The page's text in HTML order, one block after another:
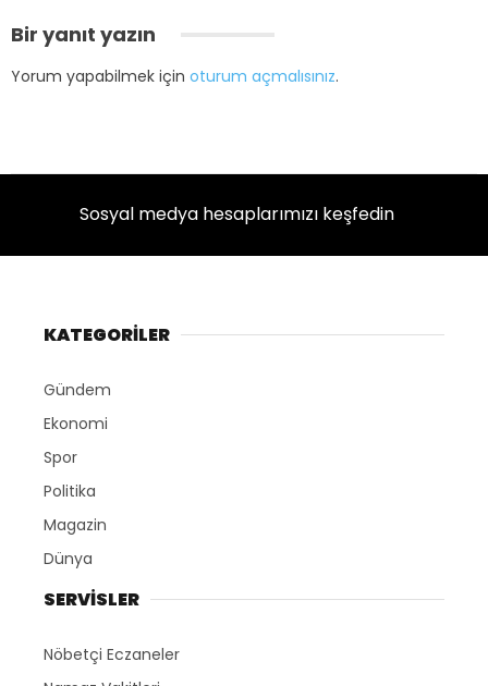
Bir yanıt yazın
Yorum yapabilmek için oturum açmalısınız.
Sosyal medya hesaplarımızı keşfedin
KATEGORİLER
Gündem
Ekonomi
Spor
Politika
Magazin
Dünya
SERVİSLER
Nöbetçi Eczaneler